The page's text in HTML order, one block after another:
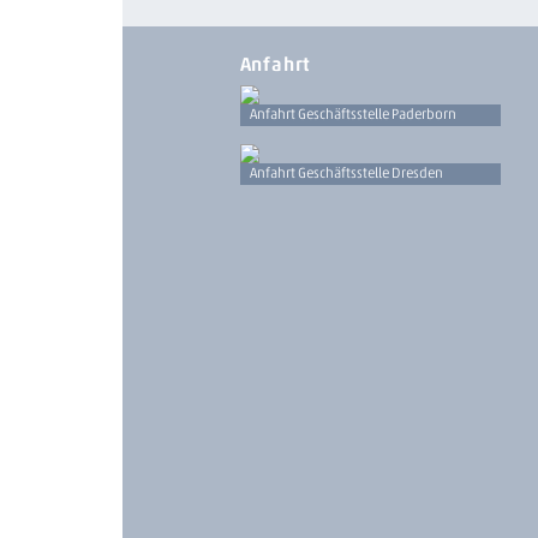
Anfahrt
Anfahrt Geschäftsstelle Paderborn
Anfahrt Geschäftsstelle Dresden